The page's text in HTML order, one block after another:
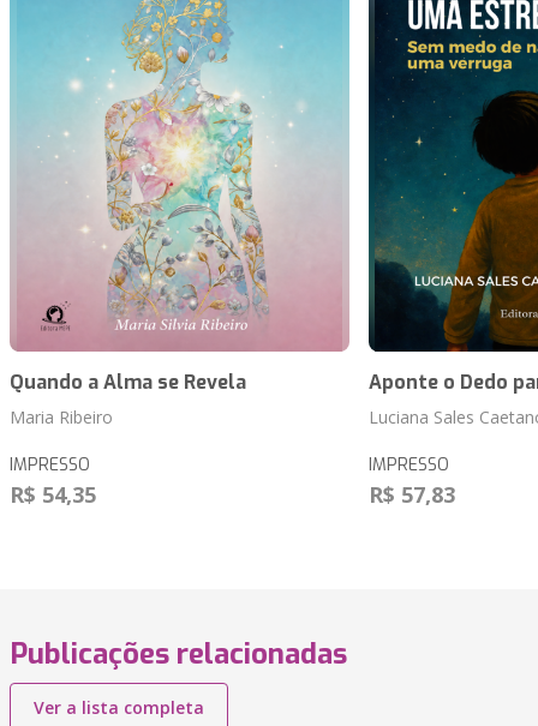
Quando a Alma se Revela
Maria Ribeiro
IMPRESSO
R$ 54,35
Aponte o Dedo
Luciana Sales
IMPRESSO
R$ 57,83
Publicações relacionadas
Ver a lista completa